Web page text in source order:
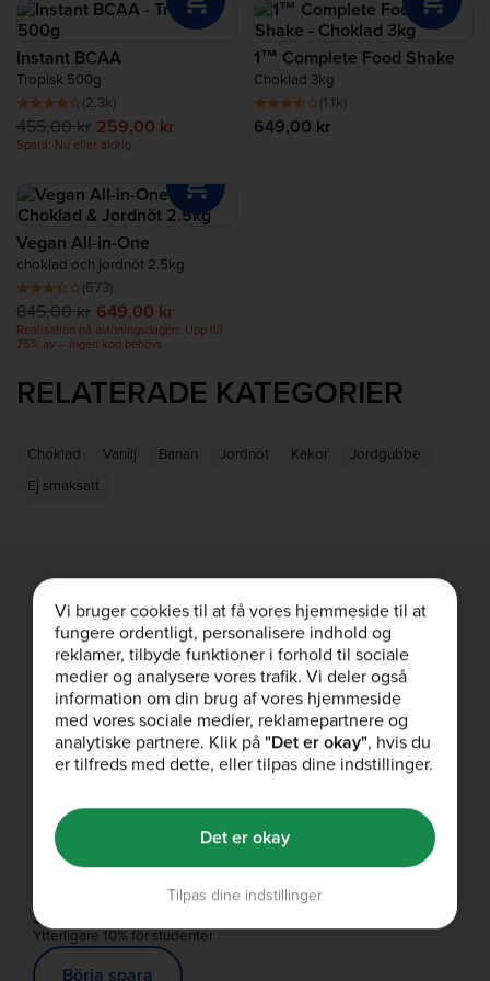
Protein för återhämtning
Complete Food Shake
Proteinbars
Proteinsmoothies
Proteinsnacks
Proteinrika livsmedel
cookieproteinpulver. Du kan också bläddra bland vårt
sortiment av
osmaksatta proteinpulver
Instant BCAA
Tropisk 500g
(2.3k)
455,00 kr 259,00 kr
Spara: Nu eller aldrig
1™ Complete Food Shake
Choklad 3kg
(1.1k)
649,00 kr
Vegan All-in-One
choklad och jordnöt 2.5kg
(673)
845,00 kr 649,00 kr
Realisation på avlöningsdagen: Upp till
75% av – ingen kod behövs
RELATERADE KATEGORIER
Choklad Vanilj Banan Jordnöt Kakor
Jordgubbe
Ej smaksatt
Gratis leverans
Gratis leverans på beställningar över 549kr.
Handla Nu
Rekommendera Vän
Studentrabatt
Ytterligare 10% för studenter
Börja spara
Vi bruger cookies til at få vores hjemmeside til at
fungere ordentligt, personalisere indhold og
reklamer, tilbyde funktioner i forhold til sociale
medier og analysere vores trafik. Vi deler også
information om din brug af vores hjemmeside
med vores sociale medier, reklamepartnere og
analytiske partnere. Klik på"Det er okay", hvis du
er tilfreds med dette, eller tilpas dine indstillinger.
Tilpas dine indstillinger
Det er okay